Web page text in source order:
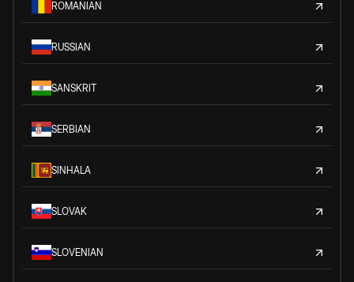
ROMANIAN
RUSSIAN
SANSKRIT
SERBIAN
SINHALA
SLOVAK
SLOVENIAN